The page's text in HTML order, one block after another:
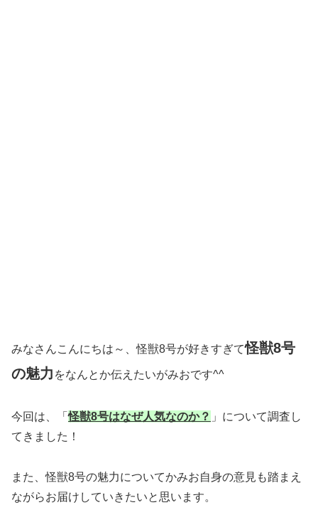
みなさんこんにちは～、怪獣8号が好きすぎて怪獣8号
の魅力 をなんとか伝えたいがみおです^^
今回は、「怪獣8号はなぜ人気なのか？ 」について調査し
てきました！
また、怪獣8号の魅力についてかみお自身の意見も踏まえ
ながらお届けしていきたいと思います。